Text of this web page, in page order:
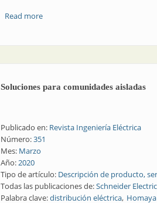
Read moreabout Francia aumenta su
Soluciones para comunidades aisladas
Publicado en: Revista Ingeniería Eléctrica
Número:351
Mes: Marzo
Año:2020
Tipo de artículo: Descripción de producto,
Todas las publicaciones de:Schneider Electric
Palabra clave:distribución eléctrica